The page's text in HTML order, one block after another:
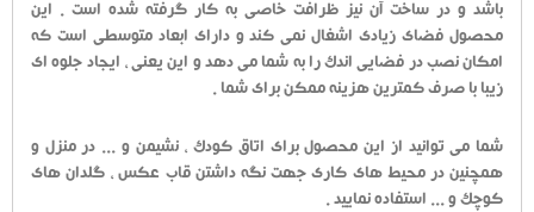
باشد و در ساخت آن نیز ظرافت خاصی به کار گرفته شده است . این
محصول فضای زیادی اشغال نمی کند و دارای ابعاد متوسطی است که
امکان نصب در فضایی اندک را به شما می دهد و این یعنی ، ایجاد جلوه ای
زیبا با صرف کمترین هزینه ممکن برای شما .
شما می توانید از این محصول برای اتاق کودک ، نشیمن و ... در منزل و
همچنین در محیط های کاری جهت نگه داشتن قاب عکس ، گلدان های
کوچک و ... استفاده نمایید .